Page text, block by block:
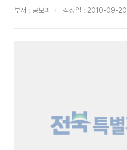
성객 대상전북쌀 애용 당부 □ 전라북도(김완주 지사)와 농
부서 : 공보과 작성일 : 2010-09-20